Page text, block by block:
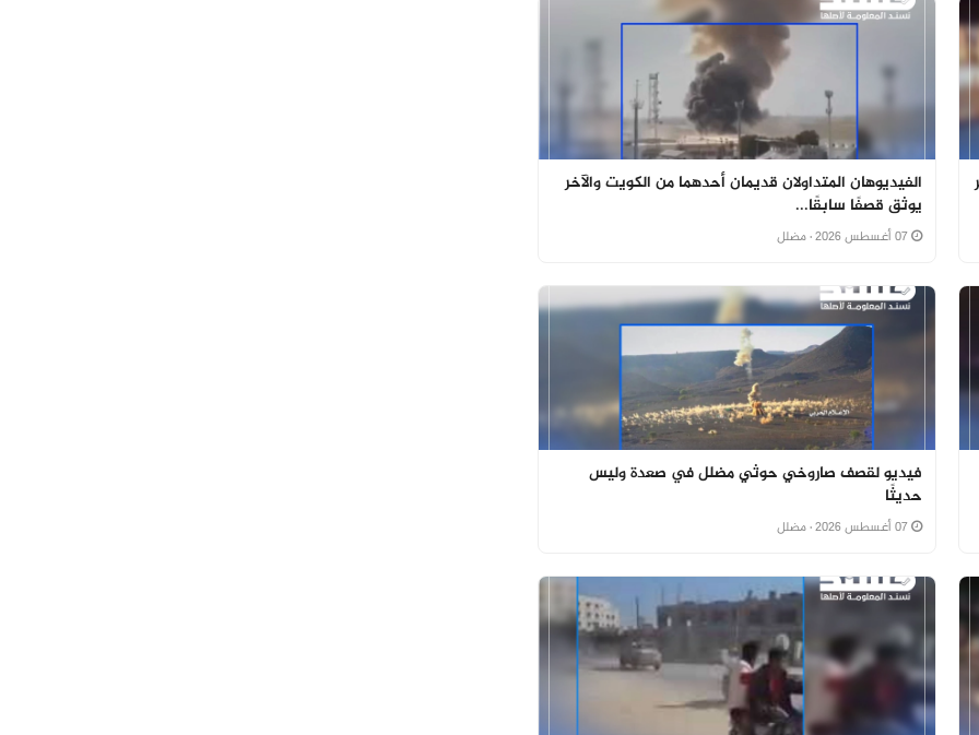
الفيديوهان المتداولان قديمان أحدهما من الكويت والآخر
يوثق قصفًا سابقًا...
· مضلل
فيديو لقصف صاروخي حوثي مضلل في صعدة وليس
حديثًا
· مضلل